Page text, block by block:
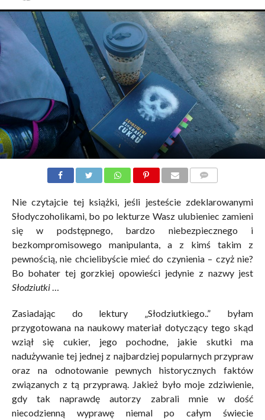
Nie czytajcie tej książki, jeśli jesteście zdeklarowanymi
Słodyczoholikami, bo po lekturze Wasz ulubieniec zamieni
się w podstępnego, bardzo niebezpiecznego i
bezkompromisowego manipulanta, a z kimś takim z
pewnością, nie chcielibyście mieć do czynienia – czyż nie?
Bo bohater tej gorzkiej opowieści jedynie z nazwy jest
Słodziutki…
Zasiadając do lektury „Słodziutkiego..” byłam
przygotowana na naukowy materiał dotyczący tego skąd
wziął się cukier, jego pochodne, jakie skutki ma
nadużywanie tej jednej z najbardziej popularnych przypraw
oraz na odnotowanie pewnych historycznych faktów
związanych z tą przyprawą. Jakież było moje zdziwienie,
gdy tak naprawdę autorzy zabrali mnie w dość
niecodzienną wyprawę niemal po całym świecie